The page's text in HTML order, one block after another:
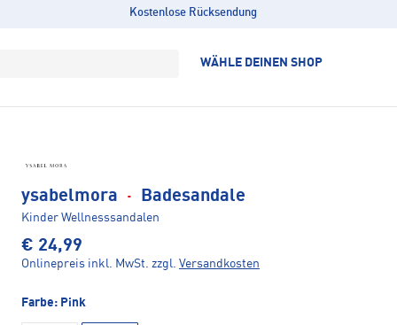
Kostenlose Rücksendung
WÄHLE DEINEN SHOP
ysabelmora · Badesandale
Kinder Wellnesssandalen
€ 24,99
Onlinepreis inkl. MwSt. zzgl. Versandkosten
Farbe: Pink